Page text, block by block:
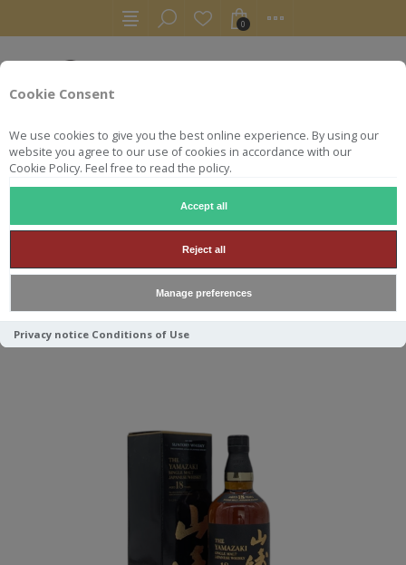
Cookie Consent
We use cookies to give you the best online experience. By using our
website you agree to our use of cookies in accordance with our
Cookie Policy. Feel free to read the policy.
Accept all
Reject all
Manage preferences
Privacy notice Conditions of Use
0
YAMAZAKI 18ANS 43° 70CL